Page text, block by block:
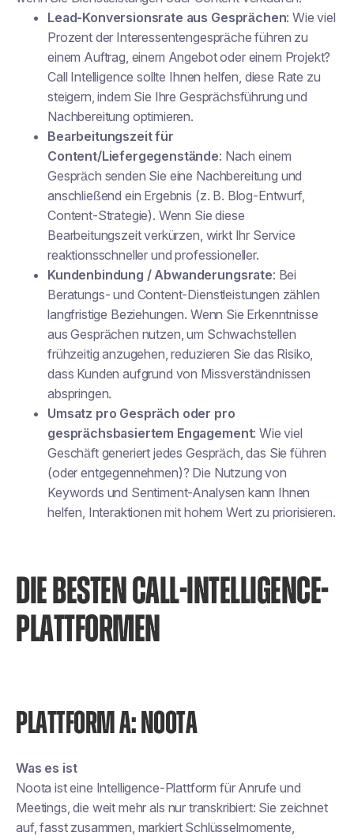
Lead-Konversionsrate aus Gesprächen: Wie viel
Prozent der Interessentengespräche führen zu
einem Auftrag, einem Angebot oder einem Projekt?
Call Intelligence sollte Ihnen helfen, diese Rate zu
steigern, indem Sie Ihre Gesprächsführung und
Nachbereitung optimieren.
Bearbeitungszeit für
Content/Liefergegenstände: Nach einem
Gespräch senden Sie eine Nachbereitung und
anschließend ein Ergebnis (z. B. Blog-Entwurf,
Content-Strategie). Wenn Sie diese
Bearbeitungszeit verkürzen, wirkt Ihr Service
reaktionsschneller und professioneller.
Kundenbindung / Abwanderungsrate: Bei
Beratungs- und Content-Dienstleistungen zählen
langfristige Beziehungen. Wenn Sie Erkenntnisse
aus Gesprächen nutzen, um Schwachstellen
frühzeitig anzugehen, reduzieren Sie das Risiko,
dass Kunden aufgrund von Missverständnissen
abspringen.
Umsatz pro Gespräch oder pro
gesprächsbasiertem Engagement: Wie viel
Geschäft generiert jedes Gespräch, das Sie führen
(oder entgegennehmen)? Die Nutzung von
Keywords und Sentiment-Analysen kann Ihnen
helfen, Interaktionen mit hohem Wert zu priorisieren.
DIE BESTEN CALL-INTELLIGENCE-
PLATTFORMEN
PLATTFORM A: NOOTA
Was es ist
Noota ist eine Intelligence-Plattform für Anrufe und
Meetings, die weit mehr als nur transkribiert: Sie zeichnet
auf, fasst zusammen, markiert Schlüsselmomente,